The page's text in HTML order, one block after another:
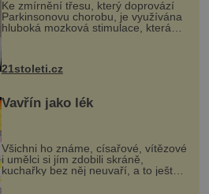
Ke zmírnění třesu, který doprovází
Parkinsonovu chorobu, je využívána
hluboká mozková stimulace, která
však vyžaduje vysoce invazivní
zákrok. Ultrazvuk zase není vhodný
k dostatečně přesnému zacílení ...
21stoleti.cz
Vavřín jako lék
Všichni ho známe, císařové, vítězové
i umělci si jím zdobili skráně,
kuchařky bez něj neuvaří, a to ještě
nevíte, že bobkový list může výrazně